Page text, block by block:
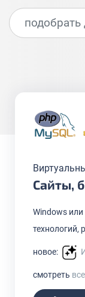
Сайты,
Windows
технологий,
новое:
смотреть